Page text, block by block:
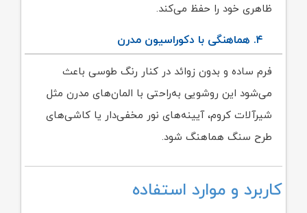
ظاهری خود را حفظ می‌کند.
۴. هماهنگی با دکوراسیون مدرن
فرم ساده و بدون زوائد در کنار رنگ طوسی باعث
می‌شود این روشویی به‌راحتی با المان‌های مدرن مثل
شیرآلات کروم، آیینه‌های نور مخفی‌دار یا کاشی‌های
طرح سنگ هماهنگ شود.
کاربرد و موارد استفاده